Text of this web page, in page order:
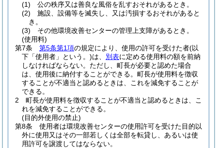
(1)
公の秩序又は善良な風俗を乱すおそれがあるとき。
(2)
施設、設備等を滅失し、又は汚損するおそれがあると
き。
(3)
その他環境改善センターの管理上支障があるとき。
(使用料)
第7条
第5条第1項の規定により、使用の許可を受けた者(以
下「使用者」という。)は、 別表に定める使用料の額を前納
しなければならない。 ただし、町長が必要と認めた場合
は、使用後に納付することができる。 町長が使用料を徴収
することが不適当と認めるときは、これを減免することが
できる。
2
町長が使用料を徴収することが不適当と認めるときは、こ
れを減免することができる。
(目的外使用の禁止)
第8条
使用者は環境改善センターの使用許可を受けた目的以
外に使用又はその一部若しくは全部を転貸し、あるいは使
用許可を譲渡してはならない。